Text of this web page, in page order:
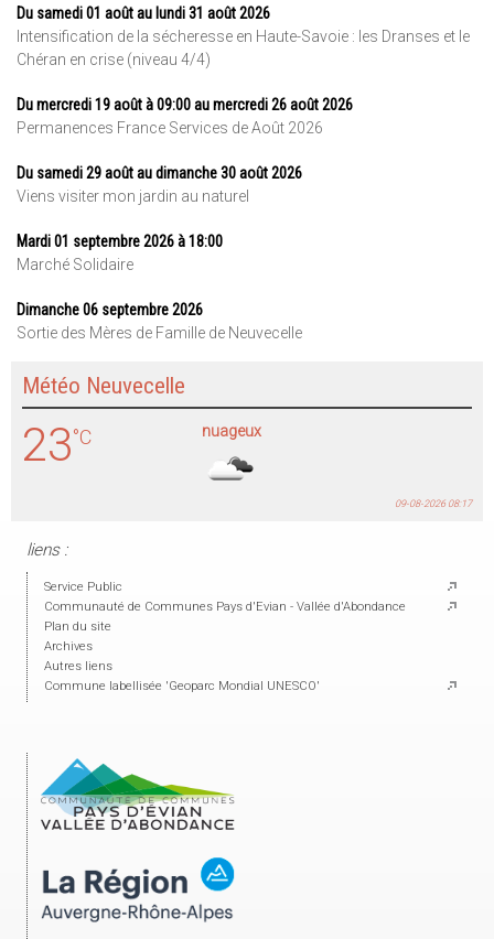
Du samedi 01 août au lundi 31 août 2026
Intensification de la sécheresse en Haute-Savoie : les Dranses et le
Chéran en crise (niveau 4/4)
Du mercredi 19 août à 09:00 au mercredi 26 août 2026
Permanences France Services de Août 2026
Du samedi 29 août au dimanche 30 août 2026
Viens visiter mon jardin au naturel
Mardi 01 septembre 2026 à 18:00
Marché Solidaire
Dimanche 06 septembre 2026
Sortie des Mères de Famille de Neuvecelle
Météo Neuvecelle
nuageux
23°C
09-08-2026 08:17
liens :
Service Public
Communauté de Communes Pays d'Evian - Vallée d'Abondance
Plan du site
Archives
Autres liens
Commune labellisée 'Geoparc Mondial UNESCO'